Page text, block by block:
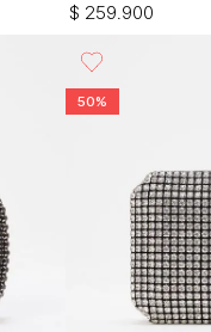
$ 259.900
50%